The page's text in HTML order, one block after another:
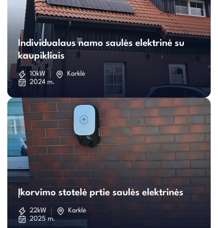
Individualaus
namo
saulės
elektrinė
su
kaupikliais
Individualaus namo saulės elektrinė su
kaupikliais
10kW
Karklė
2024 m.
Įkorvimo
stotelė
Įkorvimo stotelė prtie saulės elektrinės
22kW
Karklė
2025 m.